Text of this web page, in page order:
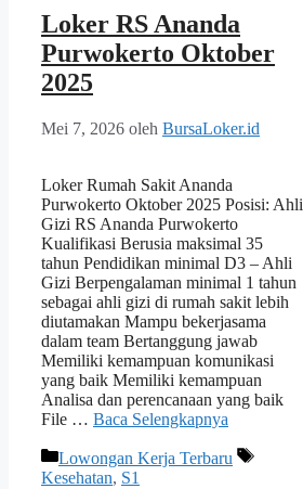
Loker RS Ananda
Purwokerto Oktober
2025
Mei 7, 2026 oleh BursaLoker.id
Loker Rumah Sakit Ananda
Purwokerto Oktober 2025 Posisi: Ahli
Gizi RS Ananda Purwokerto
Kualifikasi Berusia maksimal 35
tahun Pendidikan minimal D3 – Ahli
Gizi Berpengalaman minimal 1 tahun
sebagai ahli gizi di rumah sakit lebih
diutamakan Mampu bekerjasama
dalam team Bertanggung jawab
Memiliki kemampuan komunikasi
yang baik Memiliki kemampuan
Analisa dan perencanaan yang baik
File … Baca Selengkapnya
Kategori
Lowongan Kerja Terbaru
Tag
Kesehatan, S1